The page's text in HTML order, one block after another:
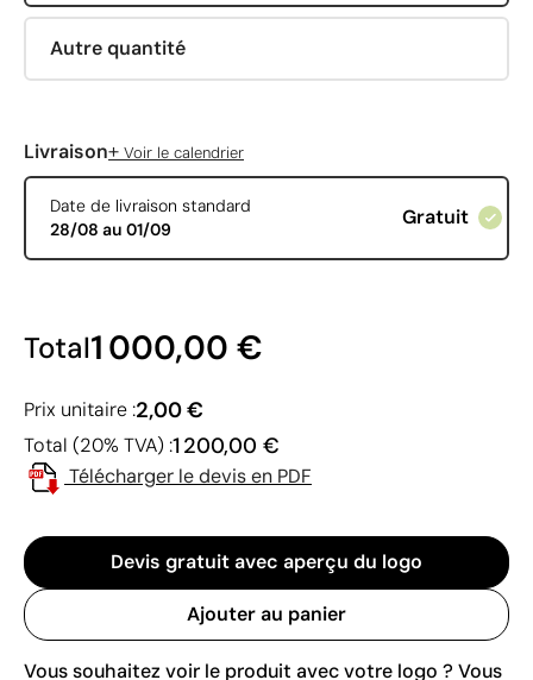
Autre quantité
Livraison+ Voir le calendrier
Date de livraison standard
28/08 au 01/09
Gratuit
Total1 000,00 €
Prix unitaire :2,00 €
Total (20% TVA) :1 200,00 €
Télécharger le devis en PDF
Devis gratuit avec aperçu du logo
Ajouter au panier
Vous souhaitez voir le produit avec votre logo ? Vous